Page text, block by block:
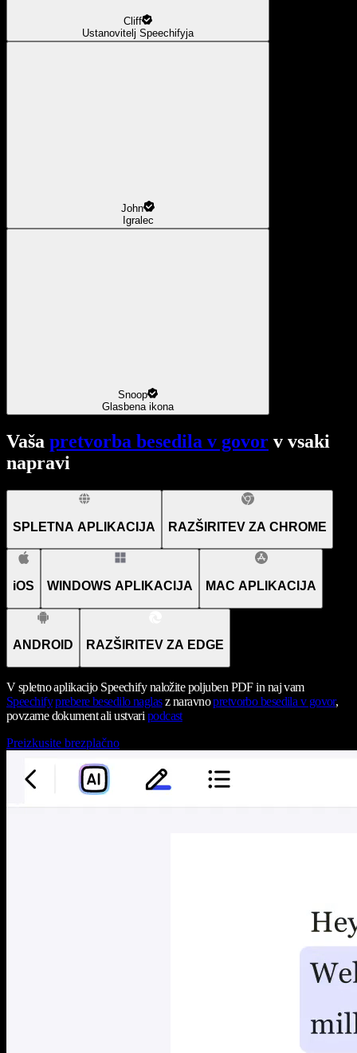
Cliff
Ustanovitelj Speechifyja
John
Igralec
Snoop
Glasbena ikona
Vaša pretvorba besedila v govor v vsaki
napravi
SPLETNA APLIKACIJA RAZŠIRITEV ZA CHROME
iOS WINDOWS APLIKACIJA MAC APLIKACIJA
ANDROID RAZŠIRITEV ZA EDGE
V spletno aplikacijo Speechify naložite poljuben PDF in naj vam
Speechify prebere besedilo naglasz naravnopretvorbo besedila v govor,
povzame dokument ali ustvari podcast
Preizkusite brezplačno